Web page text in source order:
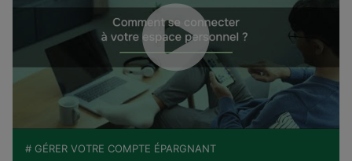
# GÉRER VOTRE COMPTE ÉPARGNANT